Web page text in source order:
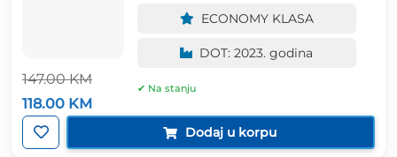
147.00KM
Izvorna
cijena
bila
je:
118.00 KM Trenutna
cijena
118.00 KM.
ECONOMY KLASA
DOT: 2023. godina
✔ Na stanju
Dodaj u korpu